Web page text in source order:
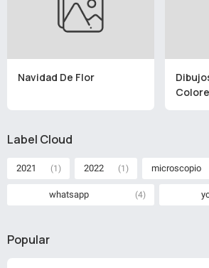
Navidad De Flor
Label Cloud
2021 (1) 2022 (1) microscopio
whatsapp (4)
Popular